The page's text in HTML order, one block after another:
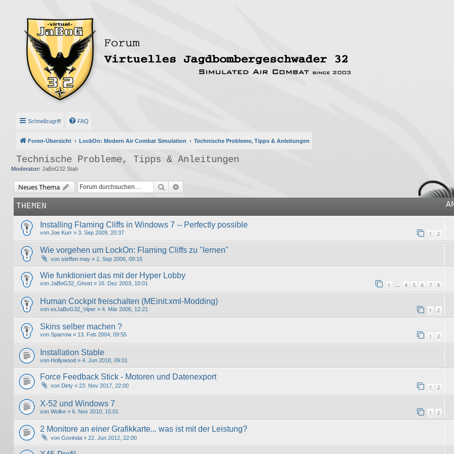
Schnellzugriff FAQ
Foren-Übersicht LockOn: Modern Air Combat Simulation Technische Probleme, Tipps & Anleitungen
Technische Probleme, Tipps & Anleitungen
Moderator: JaBoG32 Stab
Neues Thema Suche
THEMEN
Installing Flaming Cliffs in Windows 7 -- Perfectly possible
von Joe Kurr » 3. Sep 2009, 20:37 1 2
Wie vorgehen um LockOn: Flaming Cliffs zu "lernen"
von steffen may » 1. Sep 2006, 09:15
Wie funktioniert das mit der Hyper Lobby
von JaBoG32_Ghost » 16. Dez 2003, 10:01 1 … 4 5 6 7 8
Human Cockpit freischalten (MEinit.xml-Modding)
von exJaBoG32_Viper » 4. Mär 2006, 12:21 1 2
Skins selber machen ?
von Sparrow » 13. Feb 2004, 09:55 1 2
Installation Stable
von Hollywood » 4. Jun 2018, 09:01
Force Feedback Stick - Motoren und Datenexport
von Dirty » 23. Nov 2017, 22:00 1 2
X-52 und Windows 7
von Wolke » 6. Nov 2010, 15:01 1 2
2 Monitore an einer Grafikkarte... was ist mit der Leistung?
von Govinda » 22. Jun 2012, 22:00